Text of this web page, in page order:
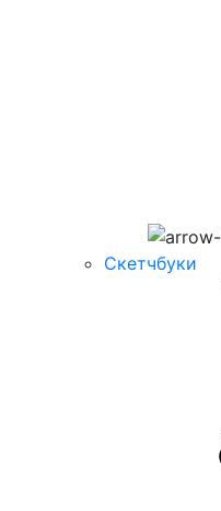
Скетчбуки